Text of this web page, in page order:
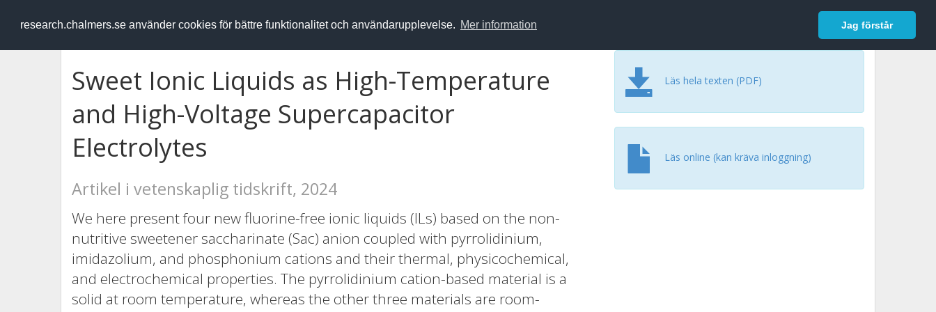
research.chalmers.se använder cookies för bättre funktionalitet och användarupplevelse. Mer information Jag förstår
RESEARCH.chalmers.se Logga in
Sweet Ionic Liquids as High-Temperature
and High-Voltage Supercapacitor
Electrolytes
Artikel i vetenskaplig tidskrift, 2024
We here present four new fluorine-free ionic liquids (ILs) based on the non-
nutritive sweetener saccharinate (Sac) anion coupled with pyrrolidinium,
imidazolium, and phosphonium cations and their thermal, physicochemical,
and electrochemical properties. The pyrrolidinium cation-based material is a
solid at room temperature, whereas the other three materials are room-
Läs hela texten (PDF)
Läs online (kan kräva inloggning)